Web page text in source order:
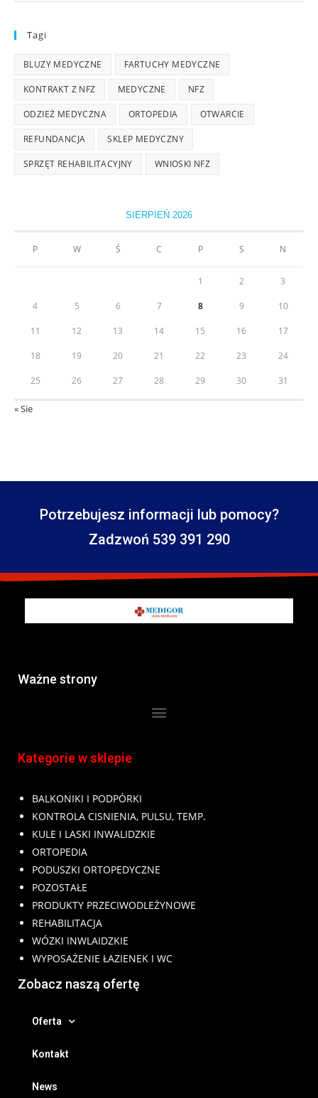
Tagi
BLUZY MEDYCZNE FARTUCHY MEDYCZNE
KONTRAKT Z NFZ MEDYCZNE NFZ
ODZIEŻ MEDYCZNA ORTOPEDIA OTWARCIE
REFUNDANCJA SKLEP MEDYCZNY
SPRZĘT REHABILITACYJNY WNIOSKI NFZ
SIERPIEŃ 2026
P W Ś C P S N
1 2 3
4 5 6 7 8 9 10
11 12 13 14 15 16 17
18 19 20 21 22 23 24
25 26 27 28 29 30 31
« Sie
Potrzebujesz informacji lub pomocy?
Zadzwoń 539 391 290
Ważne strony
Kategorie w sklepie
BALKONIKI I PODPÓRKI
KONTROLA CISNIENIA, PULSU, TEMP.
KULE I LASKI INWALIDZKIE
ORTOPEDIA
PODUSZKI ORTOPEDYCZNE
POZOSTAŁE
PRODUKTY PRZECIWODLEŻYNOWE
REHABILITACJA
WÓZKI INWLAIDZKIE
WYPOSAŻENIE ŁAZIENEK I WC
Zobacz naszą ofertę
Oferta
Kontakt
News